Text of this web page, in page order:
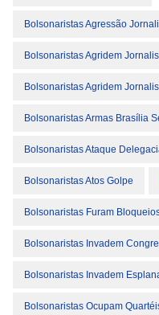
Bolsonaristas Agressão
Bolsonaristas Agridem
Bolsonaristas Agridem
Bolsonaristas Armas Brasília
Bolsonaristas Ataque
Bolsonaristas Atos Golpe
Bolsonaristas Furam
Bolsonaristas Invadem
Bolsonaristas Invadem
Bolsonaristas Ocupam